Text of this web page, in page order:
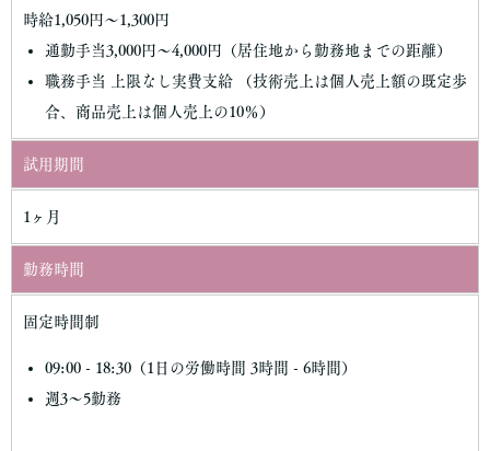
時給1,050円～1,300円
通勤手当3,000円～4,000円（居住地から勤務地までの距離）
職務手当 上限なし実費支給 （技術売上は個人売上額の既定歩
合、商品売上は個人売上の10％）
試用期間
1ヶ月
勤務時間
固定時間制
09:00 - 18:30（1日の労働時間 3時間 - 6時間）
週3～5勤務